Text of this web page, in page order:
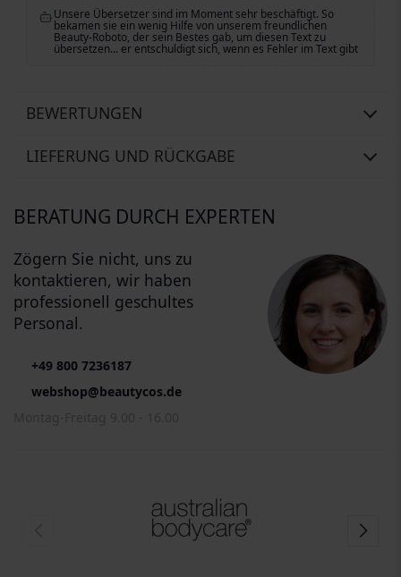
Unsere Übersetzer sind im Moment sehr beschäftigt. So
bekamen sie ein wenig Hilfe von unserem freundlichen
Beauty-Roboto, der sein Bestes gab, um diesen Text zu
übersetzen... er entschuldigt sich, wenn es Fehler im Text gibt
BEWERTUNGEN
LIEFERUNG UND RÜCKGABE
BERATUNG DURCH EXPERTEN
Zögern Sie nicht, uns zu
kontaktieren, wir haben
professionell geschultes
Personal.
+49 800 7236187
webshop@beautycos.de